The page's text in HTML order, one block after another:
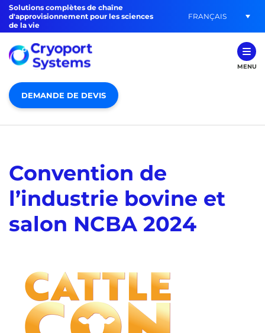
Solutions complètes de chaîne
d'approvisionnement pour les sciences
de la vie
FRANÇAIS
MENU
DEMANDE DE DEVIS
Convention de
l’industrie bovine et
salon NCBA 2024